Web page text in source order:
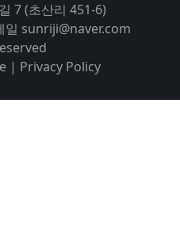
7 (초산리 451-6)
일 sunriji@naver.com
| Privacy Policy